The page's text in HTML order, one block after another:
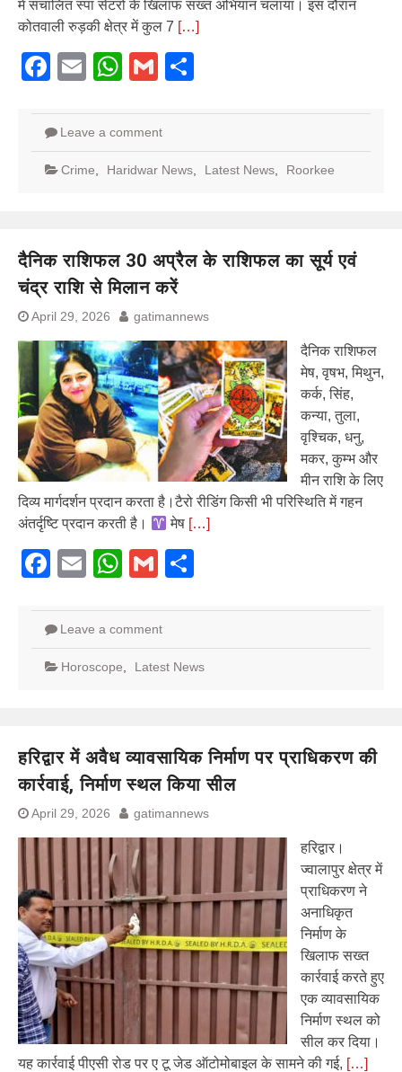
में संचालित स्पा सेंटरों के खिलाफ सख्त अभियान चलाया। इस दौरान
कोतवाली रुड़की क्षेत्र में कुल 7 […]
Facebook
EmailWhatsApp
Gmail
Leave a comment
Crime Haridwar News Latest News Roorkee
दैनिक राशिफल 30 अप्रैल के राशिफल का सूर्य एवं
चंद्र राशि से मिलान करें
April 29, 2026 gatimannews
दैनिक राशिफल
मेष, वृषभ, मिथुन,
कर्क, सिंह,
कन्या, तुला,
वृश्चिक, धनु,
मकर, कुम्भ और
मीन राशि के लिए
दिव्य मार्गदर्शन प्रदान करता है।टैरो रीडिंग किसी भी परिस्थिति में गहन
अंतर्दृष्टि प्रदान करती है।
मेष […]
Facebook
EmailWhatsApp
Gmail
Leave a comment
Horoscope Latest News
हरिद्वार में अवैध व्यावसायिक निर्माण पर प्राधिकरण की
कार्रवाई, निर्माण स्थल किया सील
April 29, 2026 gatimannews
हरिद्वार।
ज्वालापुर क्षेत्र में
प्राधिकरण ने
अनाधिकृत
निर्माण के
खिलाफ सख्त
कार्रवाई करते हुए
एक व्यावसायिक
निर्माण स्थल को
सील कर दिया।
यह कार्रवाई पीएसी रोड पर ए टू जेड ऑटोमोबाइल के सामने की गई, […]